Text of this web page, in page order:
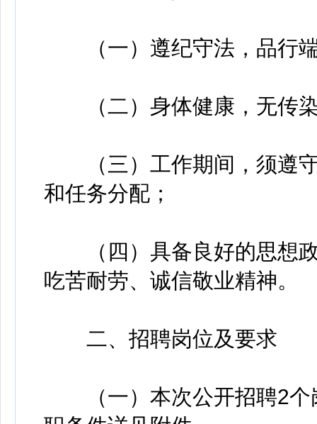
（一）遵纪守法，品行端
（二）身体健康，无传染
（三）工作期间，须遵守
和任务分配；
（四）具备良好的思想政
吃苦耐劳、诚信敬业精神。
二、招聘岗位及要求
（一）本次公开招聘2个